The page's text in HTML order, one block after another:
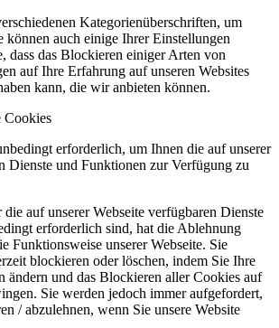
Kategorienüberschriften, um
können auch einige Ihrer Einstellungen
dass das Blockieren einiger Arten von
auf Ihre Erfahrung auf unseren Websites
kann, die wir anbieten können.
Cookies
erforderlich, um Ihnen die auf unserer
Dienste und Funktionen zur Verfügung zu
auf unserer Webseite verfügbaren Dienste
erforderlich sind, hat die Ablehnung
Funktionsweise unserer Webseite. Sie
blockieren oder löschen, indem Sie Ihre
ändern und das Blockieren aller Cookies auf
Sie werden jedoch immer aufgefordert,
/ abzulehnen, wenn Sie unsere Website